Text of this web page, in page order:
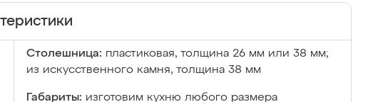
Столешница: пластиковая, толщина 26 мм или 38 мм;
из искусственного камня, толщина 38 мм
Габариты: изготовим кухню любого размера